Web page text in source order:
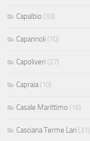
Capalbio (33)
Capannoli (10)
Capoliveri (27)
Capraia (10)
Casale Marittimo (16)
Casciana Terme Lari (31)